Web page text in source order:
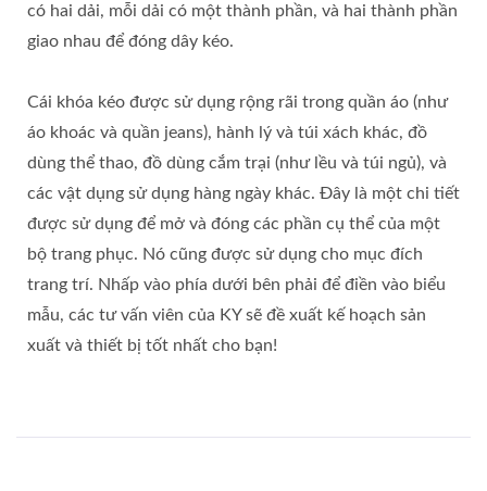
có hai dải, mỗi dải có một thành phần, và hai thành phần
giao nhau để đóng dây kéo.
Cái khóa kéo được sử dụng rộng rãi trong quần áo (như
áo khoác và quần jeans), hành lý và túi xách khác, đồ
dùng thể thao, đồ dùng cắm trại (như lều và túi ngủ), và
các vật dụng sử dụng hàng ngày khác. Đây là một chi tiết
được sử dụng để mở và đóng các phần cụ thể của một
bộ trang phục. Nó cũng được sử dụng cho mục đích
trang trí. Nhấp vào phía dưới bên phải để điền vào biểu
mẫu, các tư vấn viên của KY sẽ đề xuất kế hoạch sản
xuất và thiết bị tốt nhất cho bạn!